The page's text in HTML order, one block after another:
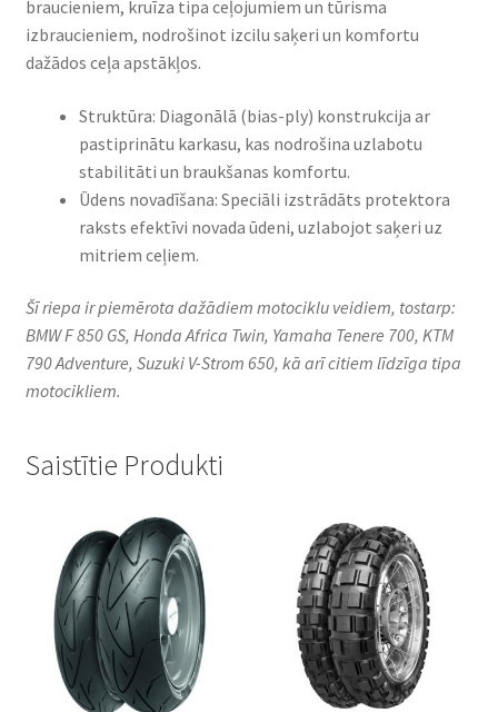
braucieniem, kruīza tipa ceļojumiem un tūrisma
izbraucieniem, nodrošinot izcilu saķeri un komfortu
dažādos ceļa apstākļos.​
Struktūra: Diagonālā (bias-ply) konstrukcija ar
pastiprinātu karkasu, kas nodrošina uzlabotu
stabilitāti un braukšanas komfortu.​
Ūdens novadīšana: Speciāli izstrādāts protektora
raksts efektīvi novada ūdeni, uzlabojot saķeri uz
mitriem ceļiem.​
Šī riepa ir piemērota dažādiem motociklu veidiem, tostarp:
BMW F 850 GS, Honda Africa Twin, Yamaha Tenere 700, KTM
790 Adventure, Suzuki V-Strom 650, kā arī citiem līdzīga tipa
motocikliem.
Saistītie Produkti